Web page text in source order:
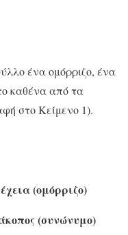
ένα ομόρριζο, ένα
καθένα από τα
στο Κείμενο 1).
(ομόρριζο)